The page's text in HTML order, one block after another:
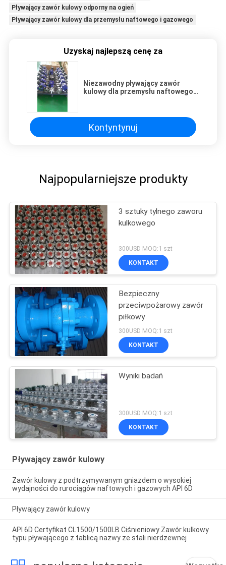
Pływający zawór kulowy odporny na ogień
Pływający zawór kulowy dla przemysłu naftowego i gazowego
Uzyskaj najlepszą cenę za
Niezawodny pływający zawór
kulowy dla przemysłu naftowego i
Kontyntynuj
Najpopularniejsze produkty
3 sztuky tylnego zaworu
kulkowego
300USD MOQ:1 szt
KONTAKT
Bezpieczny
przeciwpożarowy zawór
piłkowy
300USD MOQ:1 szt
KONTAKT
Wyniki badań
300USD MOQ:1 szt
KONTAKT
Pływający zawór kulowy
Zawór kulowy z podtrzymywanym gniazdem o wysokiej
wydajności do rurociągów naftowych i gazowych API 6D
Pływający zawór kulowy
API 6D Certyfikat CL1500/1500LB Ciśnieniowy Zawór kulkowy
typu pływającego z tablicą nazwy ze stali nierdzewnej